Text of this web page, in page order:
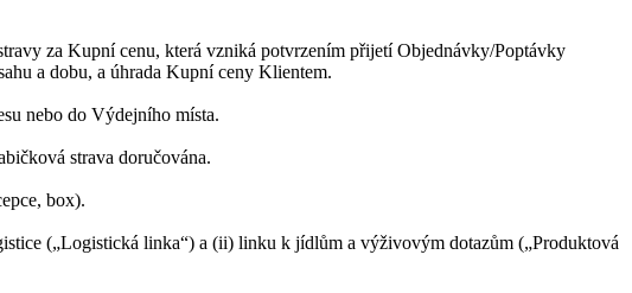
za Kupní cenu, která vzniká potvrzením přijetí Objednávky/Poptávky
a dobu, a úhrada Kupní ceny Klientem.
nebo do Výdejního místa.
strava doručována.
box).
(„Logistická linka“) a (ii) linku k jídlům a výživovým dotazům („Produktová